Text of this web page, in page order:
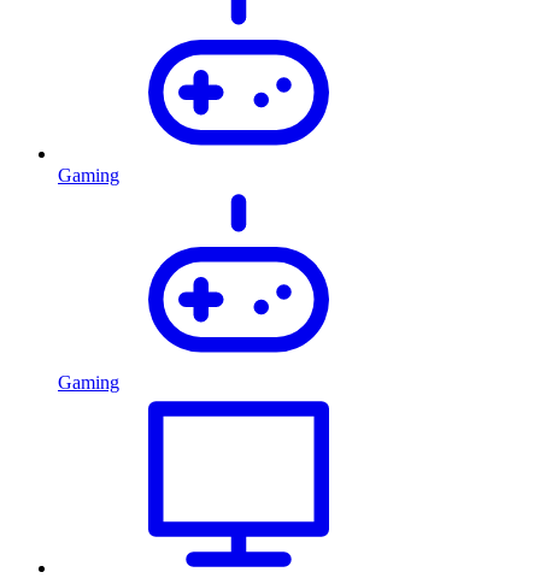
Gaming
Gaming